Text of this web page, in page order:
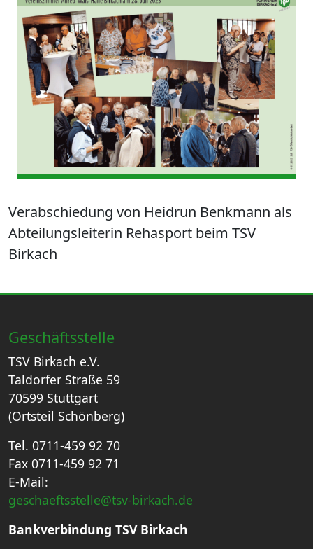
Verabschiedung von Heidrun Benkmann als
Abteilungsleiterin Rehasport beim TSV
Birkach
Geschäftsstelle
TSV Birkach e.V.
Taldorfer Straße 59
70599 Stuttgart
(Ortsteil Schönberg)
Tel. 0711-459 92 70
Fax 0711-459 92 71
E-Mail:
geschaeftsstelle@tsv-birkach.de
Bankverbindung TSV Birkach